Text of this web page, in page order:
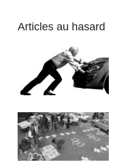
Articles au hasard